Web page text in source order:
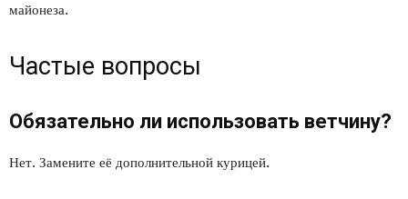
майонеза.
Частые вопросы
Обязательно ли использовать ветчину?
Нет. Замените её дополнительной курицей.